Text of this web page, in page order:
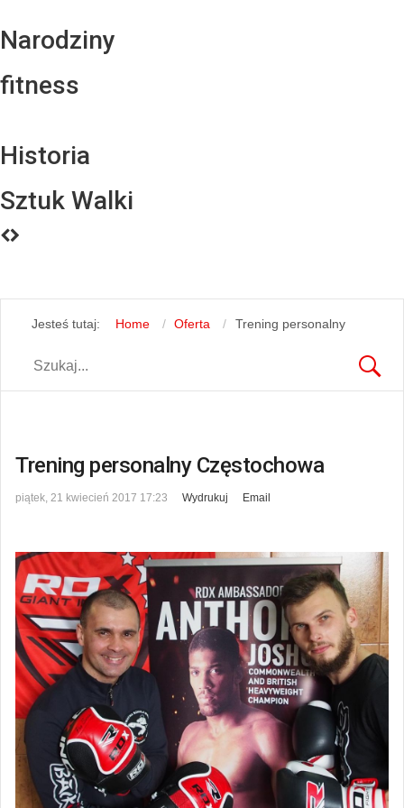
Narodziny
fitness
Historia
Sztuk Walki
Jesteś tutaj: Home Oferta Trening personalny
Trening personalny Częstochowa
piątek, 21 kwiecień 2017 17:23 Wydrukuj Email